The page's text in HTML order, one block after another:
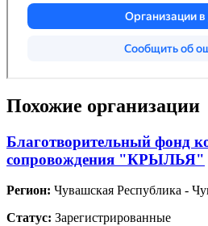
Похожие организации
Благотворительный фонд
сопровождения "КРЫЛЬЯ"
Регион: Чувашская Республика -
Статус: Зарегистрированные